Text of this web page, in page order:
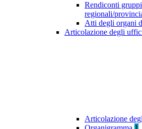
Rendiconti
regionali/
Atti degli organi
Articolazione degli
Articolazione